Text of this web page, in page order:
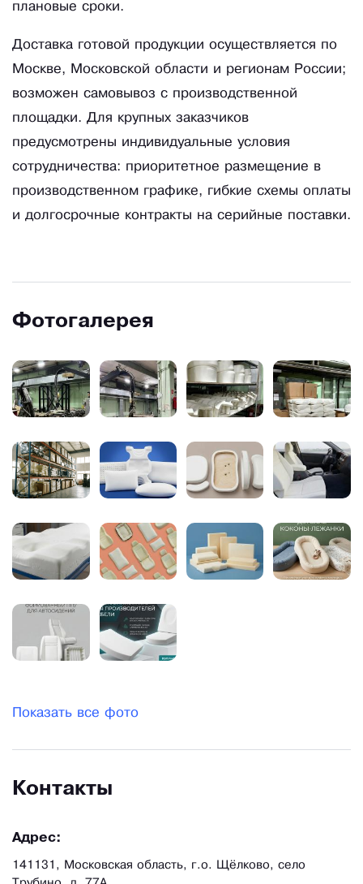
плановые сроки.
Доставка готовой продукции осуществляется по
Москве, Московской области и регионам России;
возможен самовывоз с производственной
площадки. Для крупных заказчиков
предусмотрены индивидуальные условия
сотрудничества: приоритетное размещение в
производственном графике, гибкие схемы оплаты
и долгосрочные контракты на серийные поставки.
Фотогалерея
Показать все фото
Контакты
Адрес:
141131, Московская область, г.о. Щёлково, село